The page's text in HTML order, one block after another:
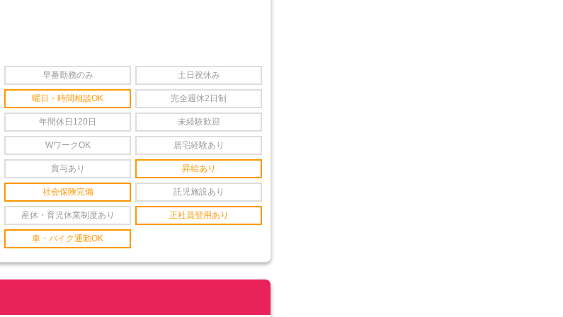
早番勤務のみ 土日祝休み
曜日・時間相談OK 完全週休2日制
年間休日120日 未経験歓迎
WワークOK 居宅経験あり
賞与あり 昇給あり
社会保険完備 託児施設あり
産休・育児休業制度あり 正社員登用あり
車・バイク通勤OK